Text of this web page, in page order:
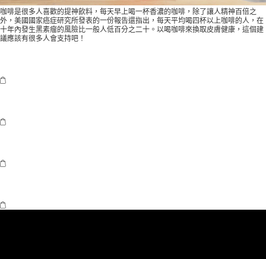
咖啡是很多人喜歡的提神飲料，每天早上喝一杯香濃的咖啡，除了讓人精神百倍之
外，美國國家癌症研究所發表的一份報告還指出，每天平均喝四杯以上咖啡的人，在
十年內發生黑素瘤的風險比一般人低百分之二十。以喝咖啡來換取皮膚健康，這個建
議應該有很多人會支持吧！